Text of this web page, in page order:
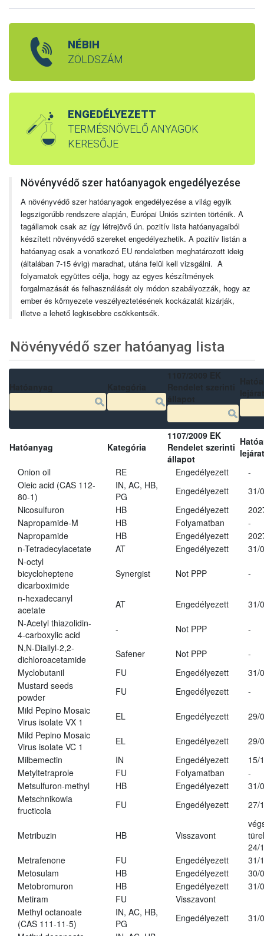
NÉBIH
ZÖLDSZÁM
ENGEDÉLYEZETT
TERMÉSNÖVELŐ ANYAGOK
KERESŐJE
Növényvédő szer hatóanyagok engedélyezése
A növényvédő szer hatóanyagok engedélyezése a világ egyik
legszigorúbb rendszere alapján, Európai Uniós szinten történik. A
tagállamok csak az így létrejövő ún. pozitív lista hatóanyagaiból
készített növényvédő szereket engedélyezhetik. A pozitív listán a
hatóanyag csak a vonatkozó EU rendeletben meghatározott ideig
(általában 7-15 évig) maradhat, utána felül kell vizsgálni. A
folyamatok együttes célja, hogy az egyes készítmények
forgalmazását és felhasználását oly módon szabályozzák, hogy az
ember és környezete veszélyeztetésének kockázatát kizárják,
illetve a lehető legkisebbre csökkentsék.
Növényvédő szer hatóanyag lista
Hatóanyag Kategória
1107/2009 EK
Rendelet szerinti
állapot
Onion oil
RE Engedélyezett
-
Oleic acid (CAS 112-
80-1)
IN, AC, HB,
PG
Engedélyezett
31/
Nicosulfuron
HB Engedélyezett
Napropamide-M
HB Folyamatban
-
Napropamide
HB Engedélyezett
n-Tetradecylacetate
AT Engedélyezett
31/
N-octyl
bicycloheptene
dicarboximide
Synergist Not PPP -
n-hexadecanyl
acetate
AT Engedélyezett
31/
N-Acetyl thiazolidin-
4-carboxylic acid
- Not PPP
-
N,N-Diallyl-2,2-
dichloroacetamide
Safener Not PPP
-
Myclobutanil
FU Engedélyezett
31/
Mustard seeds
powder
FU Engedélyezett
-
Mild Pepino Mosaic
Virus isolate VX 1
EL Engedélyezett
29/
Mild Pepino Mosaic
Virus isolate VC 1
EL Engedélyezett
29/
Milbemectin
IN Engedélyezett
15/
Metyltetraprole
FU Folyamatban
-
Metsulfuron-methyl
HB Engedélyezett
31/
Metschnikowia
fructicola
FU Engedélyezett 27/
Metribuzin HB Visszavont
24/
Metrafenone
FU Engedélyezett
31/
Metosulam
HB Engedélyezett
30/
Metobromuron
HB Engedélyezett
31/
Metiram
FU
Visszavont
Methyl octanoate
(CAS 111-11-5)
IN, AC, HB,
PG
Engedélyezett
31/